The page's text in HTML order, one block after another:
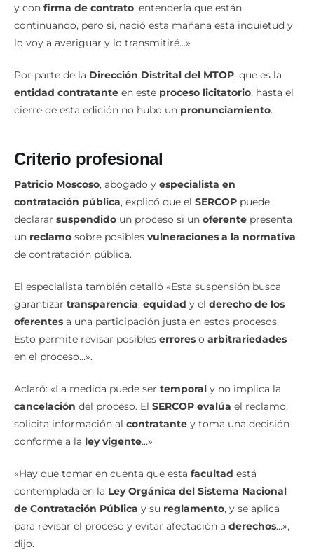
y con firma de contrato, entendería que están
continuando, pero sí, nació esta mañana esta inquietud y
lo voy a averiguar y lo transmitiré…»
Por parte de la Dirección Distrital del MTOP, que es la
entidad contratante en este proceso licitatorio, hasta el
cierre de esta edición no hubo un pronunciamiento.
Criterio profesional
Patricio Moscoso, abogado y especialista en
contratación pública, explicó que el SERCOP puede
declarar suspendido un proceso si un oferente presenta
un reclamo sobre posibles vulneraciones a la normativa
de contratación pública.
El especialista también detalló «Esta suspensión busca
garantizar transparencia, equidad y el derecho de los
oferentes a una participación justa en estos procesos.
Esto permite revisar posibles errores o arbitrariedades
en el proceso…».
Aclaró: «La medida puede ser temporal y no implica la
cancelación del proceso. El SERCOP evalúa el reclamo,
solicita información al contratante y toma una decisión
conforme a la ley vigente…»
«Hay que tomar en cuenta que esta facultad está
contemplada en la Ley Orgánica del Sistema Nacional
de Contratación Pública y su reglamento, y se aplica
para revisar el proceso y evitar afectación a derechos…»,
dijo.